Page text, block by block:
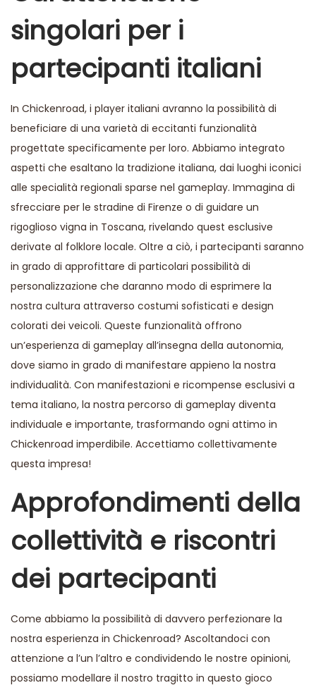
singolari per i
partecipanti italiani
In Chickenroad, i player italiani avranno la possibilità di
beneficiare di una varietà di eccitanti funzionalità
progettate specificamente per loro. Abbiamo integrato
aspetti che esaltano la tradizione italiana, dai luoghi iconici
alle specialità regionali sparse nel gameplay. Immagina di
sfrecciare per le stradine di Firenze o di guidare un
rigoglioso vigna in Toscana, rivelando quest esclusive
derivate al folklore locale. Oltre a ciò, i partecipanti saranno
in grado di approfittare di particolari possibilità di
personalizzazione che daranno modo di esprimere la
nostra cultura attraverso costumi sofisticati e design
colorati dei veicoli. Queste funzionalità offrono
un’esperienza di gameplay all’insegna della autonomia,
dove siamo in grado di manifestare appieno la nostra
individualità. Con manifestazioni e ricompense esclusivi a
tema italiano, la nostra percorso di gameplay diventa
individuale e importante, trasformando ogni attimo in
Chickenroad imperdibile. Accettiamo collettivamente
questa impresa!
Approfondimenti della
collettività e riscontri
dei partecipanti
Come abbiamo la possibilità di davvero perfezionare la
nostra esperienza in Chickenroad? Ascoltandoci con
attenzione a l’un l’altro e condividendo le nostre opinioni,
possiamo modellare il nostro tragitto in questo gioco